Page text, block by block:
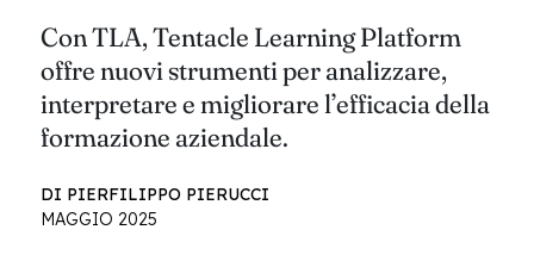
Con TLA, Tentacle Learning Platform
offre nuovi strumenti per analizzare,
interpretare e migliorare l’efficacia della
formazione aziendale.
DI PIERFILIPPO PIERUCCI
MAGGIO 2025